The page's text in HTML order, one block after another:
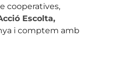
cooperatives,
Escolta,
i comptem amb